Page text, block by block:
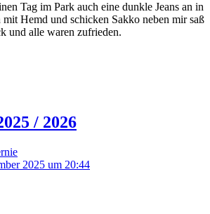
Tag im Park auch eine dunkle Jeans an in
mit Hemd und schicken Sakko neben mir saß
und alle waren zufrieden.
/ 2026
2025 um 20:44